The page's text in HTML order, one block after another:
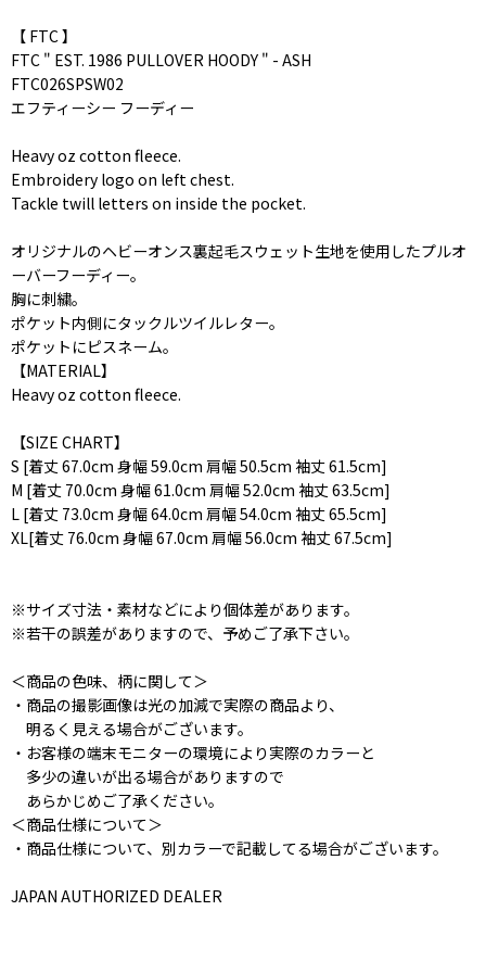
【 FTC 】
FTC " EST. 1986 PULLOVER HOODY " - ASH
FTC026SPSW02
エフティーシー フーディー
Heavy oz cotton fleece.
Embroidery logo on left chest.
Tackle twill letters on inside the pocket.
オリジナルのヘビーオンス裏起毛スウェット生地を使用したプルオ
ーバーフーディー。
胸に刺繍。
ポケット内側にタックルツイルレター。
ポケットにピスネーム。
【MATERIAL】
Heavy oz cotton fleece.
【SIZE CHART】
S [着丈 67.0cm 身幅 59.0cm 肩幅 50.5cm 袖丈 61.5cm]
M [着丈 70.0cm 身幅 61.0cm 肩幅 52.0cm 袖丈 63.5cm]
L [着丈 73.0cm 身幅 64.0cm 肩幅 54.0cm 袖丈 65.5cm]
XL[着丈 76.0cm 身幅 67.0cm 肩幅 56.0cm 袖丈 67.5cm]
※サイズ寸法・素材などにより個体差があります。
※若干の誤差がありますので、予めご了承下さい。
＜商品の色味、柄に関して＞
・商品の撮影画像は光の加減で実際の商品より、
明るく見える場合がございます。
・お客様の端末モニターの環境により実際のカラーと
多少の違いが出る場合がありますので
あらかじめご了承ください。
＜商品仕様について＞
・商品仕様について、別カラーで記載してる場合がございます。
JAPAN AUTHORIZED DEALER